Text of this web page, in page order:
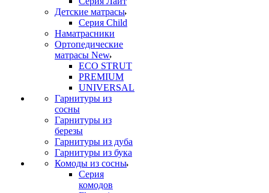
Детские матрасы
Серия Child
Наматрасники
Ортопедические
матрасы New
ECO STRUT
PREMIUM
UNIVERSAL
Гарнитуры из
сосны
Гарнитуры из
березы
Гарнитуры из дуба
Гарнитуры из бука
Комоды из сосны
Серия
комодов